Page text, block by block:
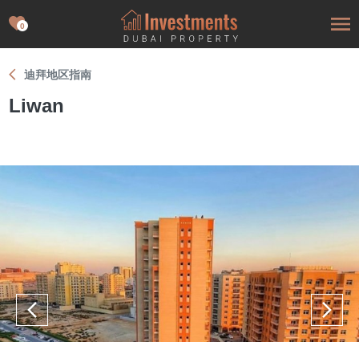
0
迪拜地区指南
Liwan